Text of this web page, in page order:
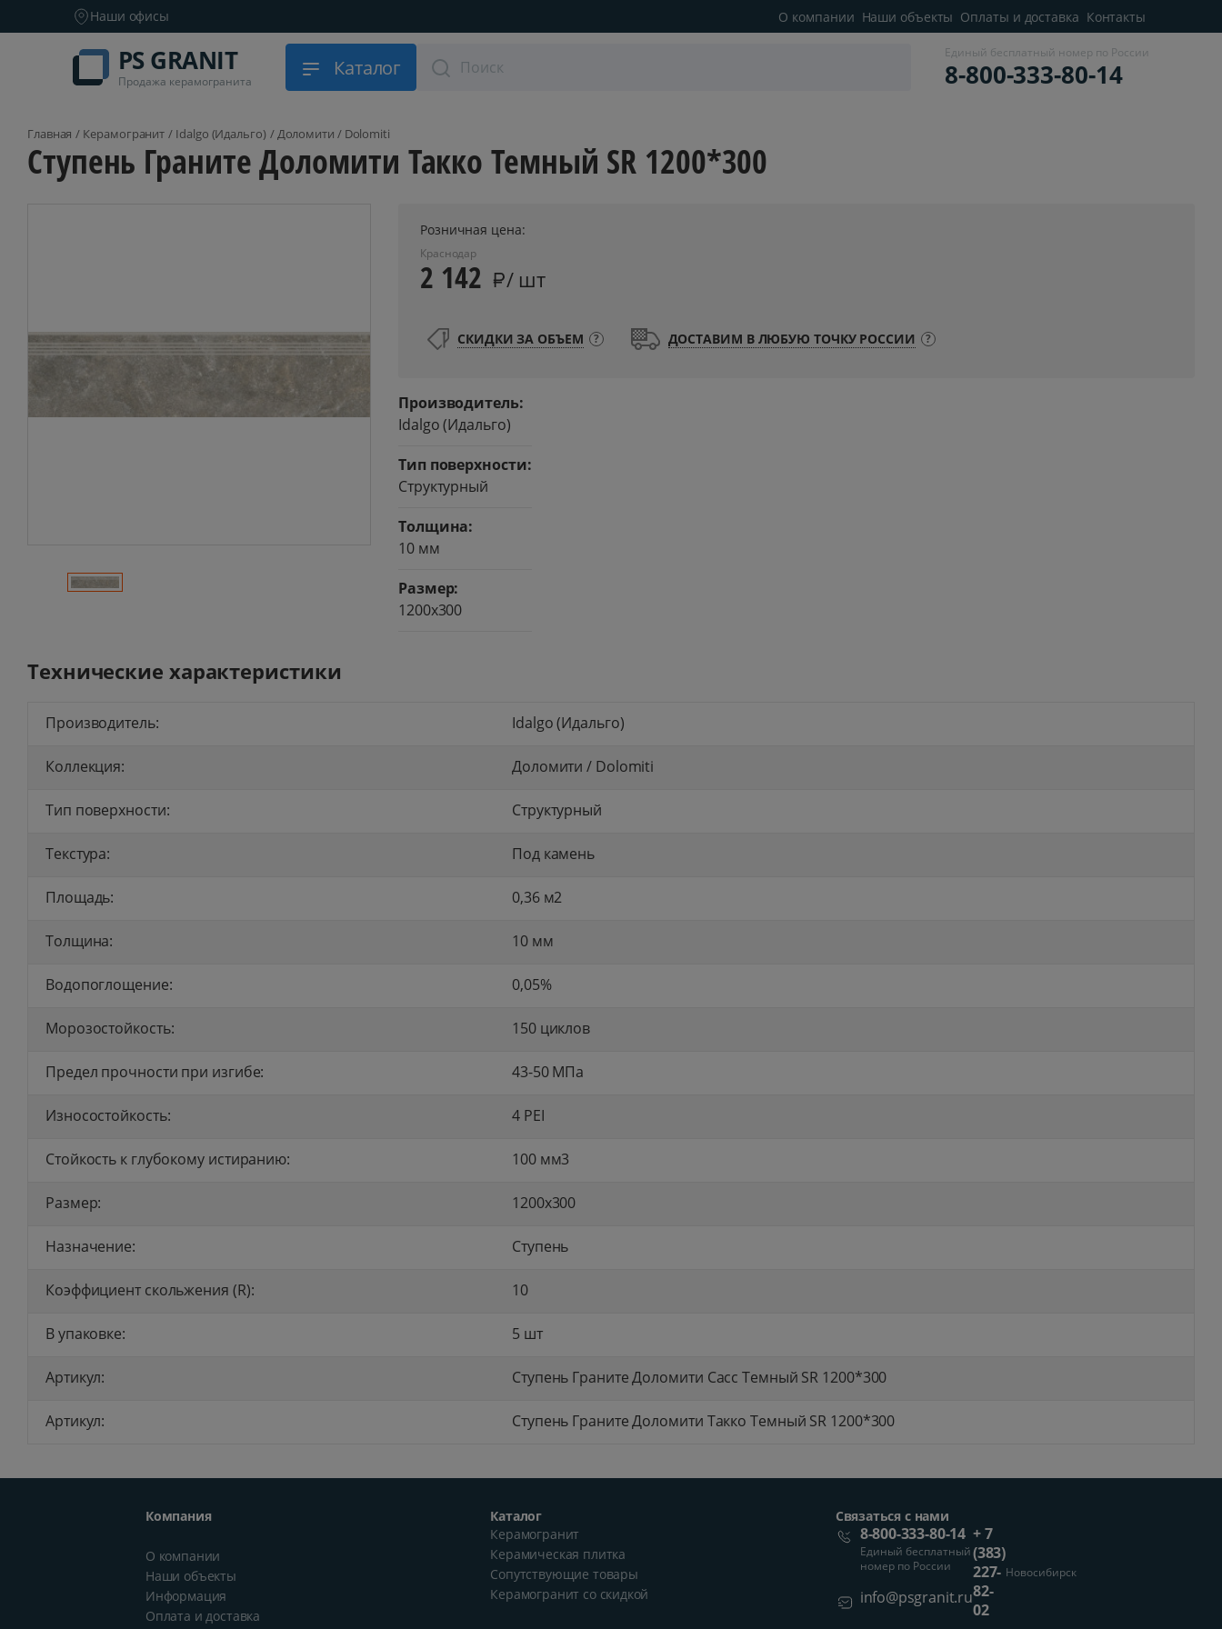
Наши офисы О компании Наши объекты Оплаты и доставка Контакты
PS GRANIT
Продажа керамогранита
Каталог
Подбор по параметрам
Тип поверхности
Цвет
Назначение
Новые поступления
Хиты продаж
Единый бесплатный номер по России
8-800-333-80-14
Главная Керамогранит Idalgo (Идальго) Доломити / Dolomiti
Ступень Граните Доломити Такко Темный SR 1200*300
Розничная цена:
Краснодар
2 142 / шт
СКИДКИ ЗА ОБЪЕМ ? ДОСТАВИМ В ЛЮБУЮ ТОЧКУ РОССИИ ?
Производитель:
Idalgo (Идальго)
Тип поверхности:
Структурный
Толщина:
10 мм
Размер:
1200x300
Технические характеристики
Производитель: Idalgo (Идальго)
Коллекция: Доломити / Dolomiti
Тип поверхности: Структурный
Текстура: Под камень
Площадь: 0,36 м2
Толщина: 10 мм
Водопоглощение: 0,05%
Морозостойкость: 150 циклов
Предел прочности при изгибе: 43-50 МПа
Износостойкость: 4 PEI
Стойкость к глубокому истиранию: 100 мм3
Размер: 1200x300
Назначение: Ступень
Коэффициент скольжения (R): 10
В упаковке: 5 шт
Артикул: Ступень Граните Доломити Сасс Темный SR 1200*300
Артикул: Ступень Граните Доломити Такко Темный SR 1200*300
Компания
О компании
Наши объекты
Информация
Оплата и доставка
Каталог
Керамогранит
Керамическая плитка
Сопутствующие товары
Керамогранит со скидкой
Связаться с нами
8-800-333-80-14
Единый бесплатный
номер по России
info@psgranit.ru
+ 7
(383)
227-
82-
02
Новосибирск